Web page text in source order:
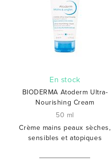
En stock
BIODERMA Atoderm Ultra-
Nourishing Cream
50 ml
Crème mains peaux sèches,
sensibles et atopiques